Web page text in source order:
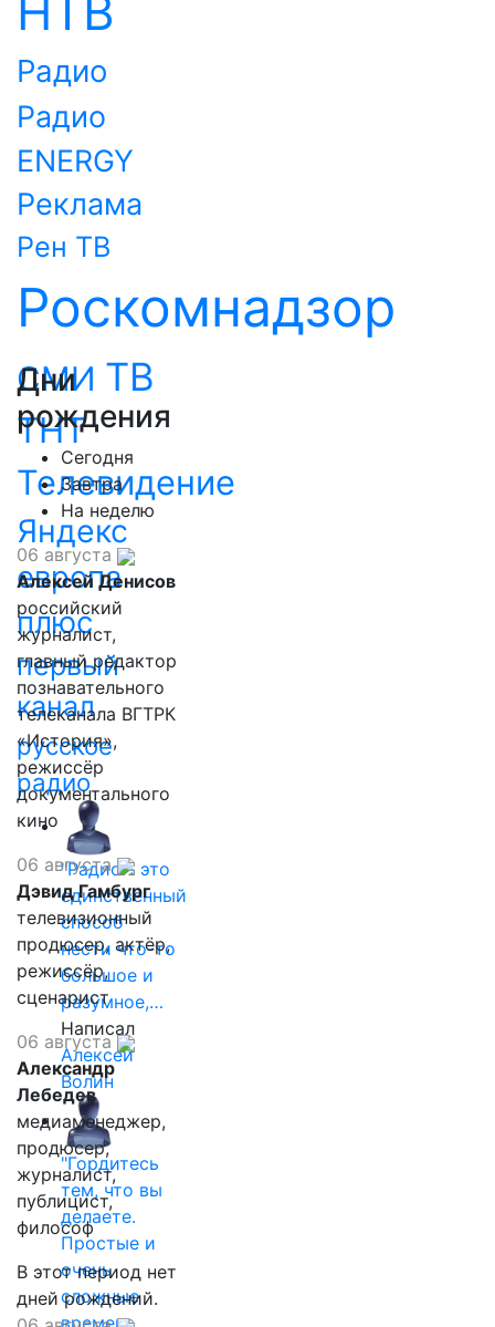
НТВ
Радио
Радио
ENERGY
Реклама
Рен ТВ
Роскомнадзор
СМИ ТВ
ТНТ
Телевидение
Яндекс
европа
плюс
первый
канал
русское
радио
"Радио - это
единственный
способ
нести что-то
большое и
разумное,…
Написал
Алексей
Волин
"Гордитесь
тем, что вы
делаете.
Простые и
очень
сложные
времена…
Дни
рождения
Сегодня
Завтра
На неделю
06 августа
Алексей Денисов
российский
журналист,
главный редактор
познавательного
телеканала ВГТРК
«История»,
режиссёр
документального
кино
06 августа
Дэвид Гамбург
телевизионный
продюсер, актёр,
режиссёр,
сценарист
06 августа
Александр
Лебедев
медиаменеджер,
продюсер,
журналист,
публицист,
философ
В этот период нет
дней рождений.